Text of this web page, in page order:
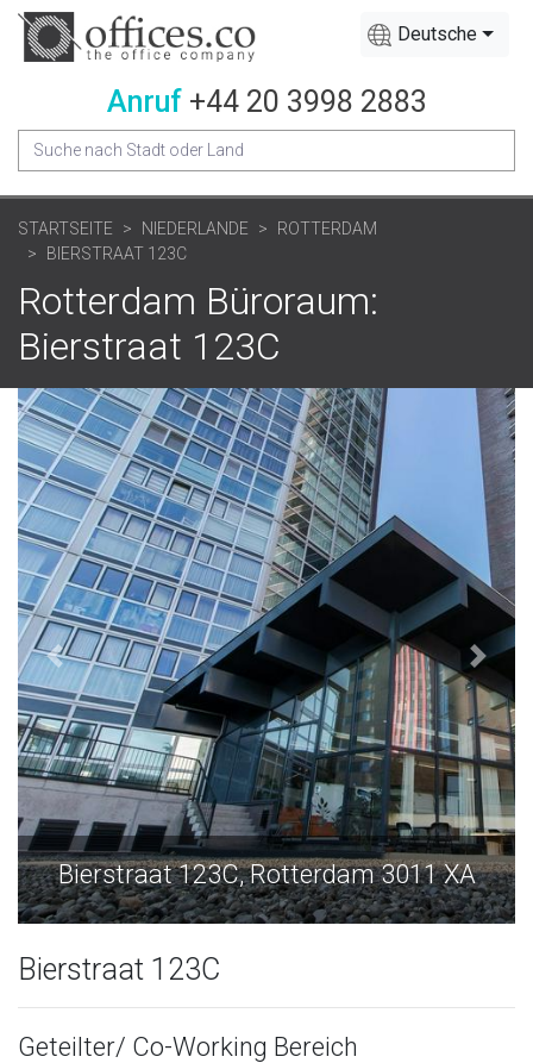
Deutsche
Anruf +44 20 3998 2883
STARTSEITE NIEDERLANDE
ROTTERDAM
BIERSTRAAT 123C
Rotterdam Büroraum:
Bierstraat 123C
Bierstraat 123C, Rotterdam 3011 XA
Bierstraat 123C
Geteilter/ Co-Working Bereich